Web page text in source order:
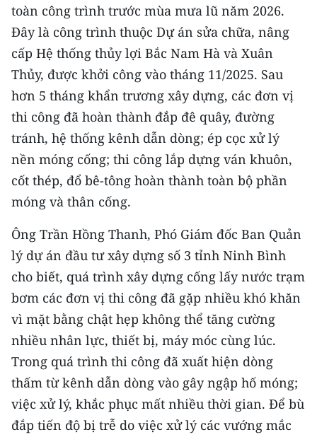
TIN MỚI
TIN ĐỊA PHƯƠNG
Trung du và miền núi phía Bắc
Đồng bằng sông Hồng
Bắc Trung Bộ
Duyên hải Nam Trung Bộ và Tây
Nguyên
Đông Nam Bộ
Đồng bằng sông Cửu Long
Chuyên trang Hà Nội
Chuyên trang TP. Hồ Chí Minh
CHUYÊN ĐỀ
CÁC CHUYÊN TRANG
toàn công trình trước mùa mưa lũ năm 2026.
Đây là công trình thuộc Dự án sửa chữa, nâng
cấp Hệ thống thủy lợi Bắc Nam Hà và Xuân
Thủy, được khởi công vào tháng 11/2025. Sau
hơn 5 tháng khẩn trương xây dựng, các đơn vị
thi công đã hoàn thành đắp đê quây, đường
tránh, hệ thống kênh dẫn dòng; ép cọc xử lý
nền móng cống; thi công lắp dựng ván khuôn,
cốt thép, đổ bê-tông hoàn thành toàn bộ phần
móng và thân cống.
Ông Trần Hồng Thanh, Phó Giám đốc Ban Quản
lý dự án đầu tư xây dựng số 3 tỉnh Ninh Bình
cho biết, quá trình xây dựng cống lấy nước trạm
bơm các đơn vị thi công đã gặp nhiều khó khăn
vì mặt bằng chật hẹp không thể tăng cường
nhiều nhân lực, thiết bị, máy móc cùng lúc.
Trong quá trình thi công đã xuất hiện dòng
thấm từ kênh dẫn dòng vào gây ngập hố móng;
việc xử lý, khắc phục mất nhiều thời gian. Để bù
đắp tiến độ bị trễ do việc xử lý các vướng mắc